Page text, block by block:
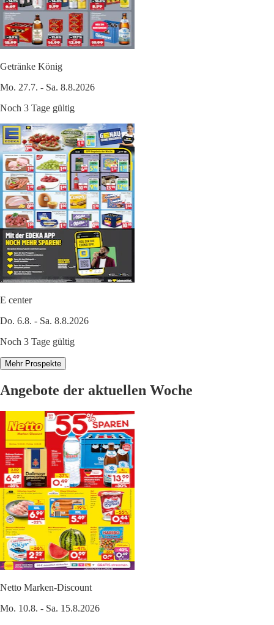
Getränke König
Mo. 27.7. - Sa. 8.8.2026
Noch 3 Tage gültig
E center
Do. 6.8. - Sa. 8.8.2026
Noch 3 Tage gültig
Mehr Prospekte
Angebote der aktuellen Woche
Netto Marken-Discount
Mo. 10.8. - Sa. 15.8.2026